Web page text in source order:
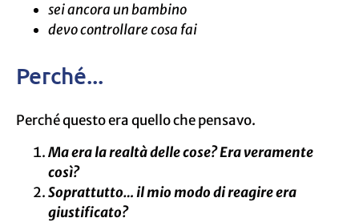
sei ancora un bambino
devo controllare cosa fai
Perché...
Perché questo era quello che pensavo.
Ma era la realtà delle cose? Era veramente
così?
Soprattutto… il mio modo di reagire era
giustificato?